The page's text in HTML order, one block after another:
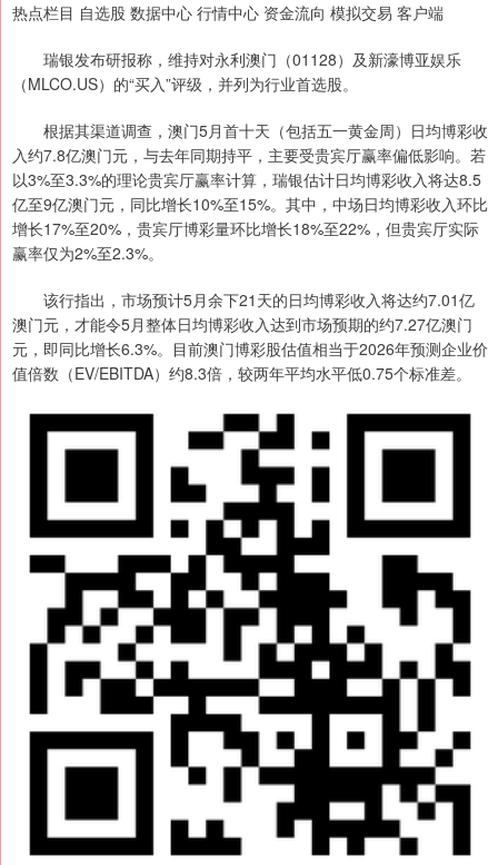
热点栏目 自选股 数据中心 行情中心 资金流向 模拟交易 客户端
瑞银发布研报称，维持对永利澳门（01128）及新濠博亚娱乐
（MLCO.US）的“买入”评级，并列为行业首选股。
根据其渠道调查，澳门5月首十天（包括五一黄金周）日均博彩收
入约7.8亿澳门元，与去年同期持平，主要受贵宾厅赢率偏低影响。若
以3%至3.3%的理论贵宾厅赢率计算，瑞银估计日均博彩收入将达8.5
亿至9亿澳门元，同比增长10%至15%。其中，中场日均博彩收入环比
增长17%至20%，贵宾厅博彩量环比增长18%至22%，但贵宾厅实际
赢率仅为2%至2.3%。
该行指出，市场预计5月余下21天的日均博彩收入将达约7.01亿
澳门元，才能令5月整体日均博彩收入达到市场预期的约7.27亿澳门
元，即同比增长6.3%。目前澳门博彩股估值相当于2026年预测企业价
值倍数（EV/EBITDA）约8.3倍，较两年平均水平低0.75个标准差。